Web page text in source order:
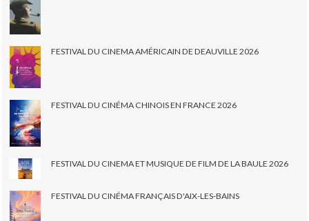
FESTIVAL DU CINEMA AMÉRICAIN DE DEAUVILLE 2026
FESTIVAL DU CINÉMA CHINOIS EN FRANCE 2026
FESTIVAL DU CINEMA ET MUSIQUE DE FILM DE LA BAULE 2026
FESTIVAL DU CINÉMA FRANÇAIS D'AIX-LES-BAINS